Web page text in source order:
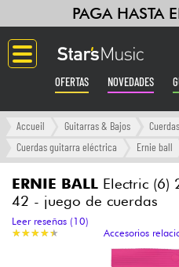
PAGA HASTA
OFERTAS NOVEDADES
Langue
Ampli & Efectos
Accueil Guitarras & Bajos
Cuerdas guitarra eléctrica
Ernie ball
ERNIE BALL Electric (6)
42 - juego de cuerdas
★★★★★
★★★★★
Leer reseñas (10)
Accesorios